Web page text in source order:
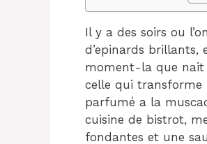
Il y a des soirs ou
d’epinards brillants,
moment-la que nait
celle qui transforme
parfumé a la
cuisine de bistrot,
fondantes et une